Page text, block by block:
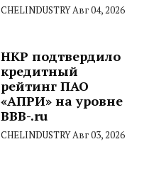
CHELINDUSTRYАвг 04, 2026
НКР подтвердило
кредитный
рейтинг ПАО
«АПРИ» на уровне
BBB-.ru
CHELINDUSTRYАвг 03, 2026